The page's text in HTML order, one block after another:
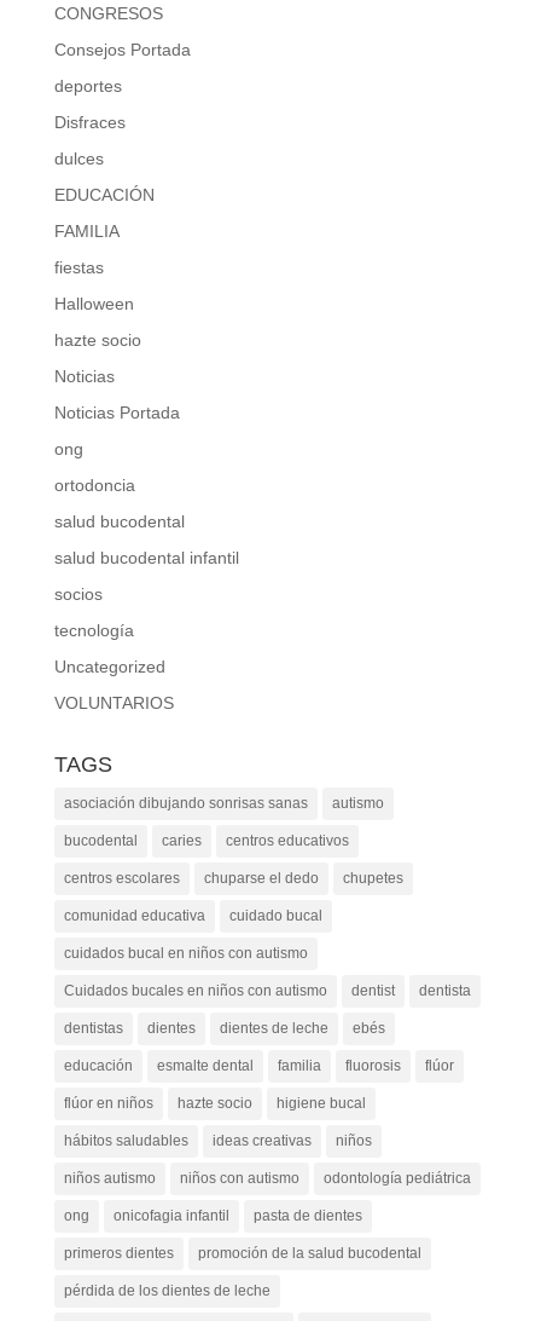
CONGRESOS
Consejos Portada
deportes
Disfraces
dulces
EDUCACIÓN
FAMILIA
fiestas
Halloween
hazte socio
Noticias
Noticias Portada
ong
ortodoncia
salud bucodental
salud bucodental infantil
socios
tecnología
Uncategorized
VOLUNTARIOS
TAGS
asociación dibujando sonrisas sanas autismo
bucodental caries centros educativos
centros escolares chuparse el dedo chupetes
comunidad educativa cuidado bucal
cuidados bucal en niños con autismo
Cuidados bucales en niños con autismo dentist dentista
dentistas dientes dientes de leche ebés
educación esmalte dental familia fluorosis flúor
flúor en niños hazte socio higiene bucal
hábitos saludables ideas creativas niños
niños autismo niños con autismo odontología pediátrica
ong onicofagia infantil pasta de dientes
primeros dientes promoción de la salud bucodental
pérdida de los dientes de leche